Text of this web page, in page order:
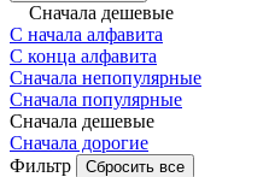
Сначала дешевые
С начала алфавита
С конца алфавита
Сначала непопулярные
Сначала популярные
Сначала дешевые
Сначала дорогие
Фильтр
Сбросить все